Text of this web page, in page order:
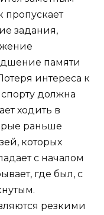
пропускает
задания,
памяти
интереса к
должна
ходить в
раньше
которых
с началом
где был, с
резкими